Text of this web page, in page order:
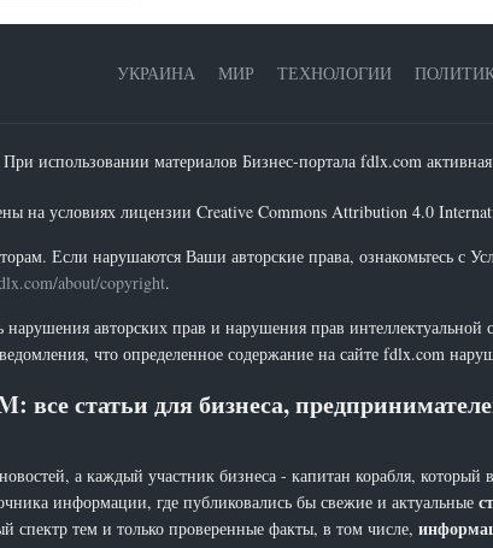
УКРАИНА МИР ТЕХНОЛОГИИ
При использовании материалов Бизнес-портала fdlx.com активная
на условиях лицензии Creative Commons Attribution 4.0
Если нарушаются Ваши авторские права, ознакомьтесь с
about/copyright.
нарушения авторских прав и нарушения прав интеллектуальной
что определенное содержание на сайте fdlx.com
все статьи для бизнеса,
а каждый участник бизнеса - капитан корабля,
информации, где публиковались бы свежие и актуальные
спектр тем и только проверенные факты, в том числе,